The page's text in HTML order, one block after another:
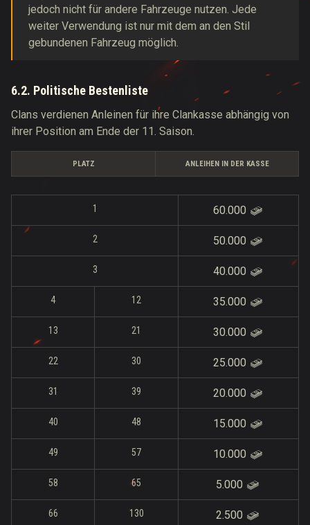
jedoch nicht für andere Fahrzeuge nutzen. Jede
weiter Verwendung ist nur mit dem an den Stil
gebundenen Fahrzeug möglich.
6.2. Politische Bestenliste
Clans verdienen Anleinen für ihre Clankasse abhängig von
ihrer Position am Ende der 11. Saison.
PLATZ ANLEIHEN IN DER KASSE
1 60.000
2 50.000
3 40.000
4 12 35.000
13 21 30.000
22 30 25.000
31 39 20.000
40 48 15.000
49 57 10.000
58 65 5.000
66 130 2.500